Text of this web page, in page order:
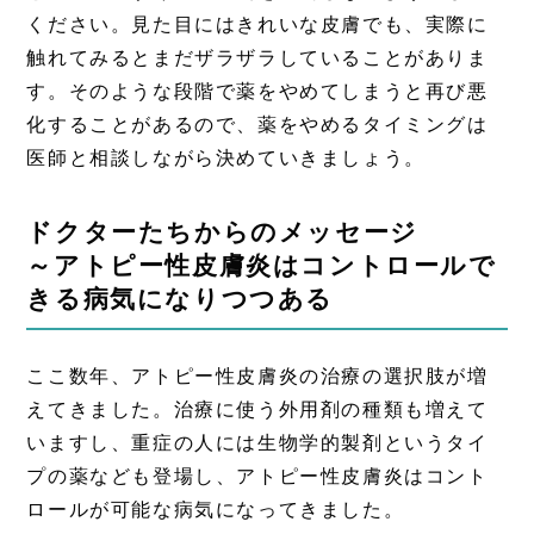
ください。見た目にはきれいな皮膚でも、実際に
触れてみるとまだザラザラしていることがありま
す。そのような段階で薬をやめてしまうと再び悪
化することがあるので、薬をやめるタイミングは
医師と相談しながら決めていきましょう。
ドクターたちからのメッセージ
～アトピー性皮膚炎はコントロールで
きる病気になりつつある
ここ数年、アトピー性皮膚炎の治療の選択肢が増
えてきました。治療に使う外用剤の種類も増えて
いますし、重症の人には生物学的製剤というタイ
プの薬なども登場し、アトピー性皮膚炎はコント
ロールが可能な病気になってきました。